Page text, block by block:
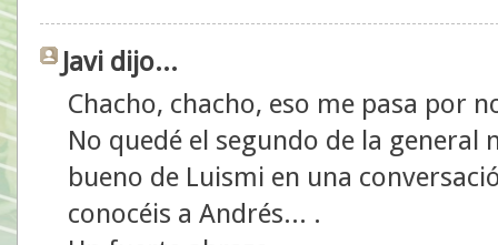
Javi dijo...
Chacho, chacho, eso me pasa por
No quedé el segundo de la general
bueno de Luismi en una
conocéis a Andrés... .